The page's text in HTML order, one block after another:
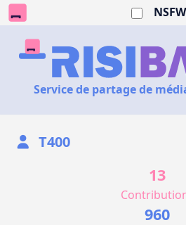
NSFW
Service de partage de
T400
13
960